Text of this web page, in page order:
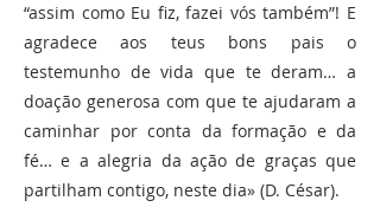
“assim como Eu fiz, fazei vós também”! E
agradece aos teus bons pais o
testemunho de vida que te deram… a
doação generosa com que te ajudaram a
caminhar por conta da formação e da
fé… e a alegria da ação de graças que
partilham contigo, neste dia» (D. César).